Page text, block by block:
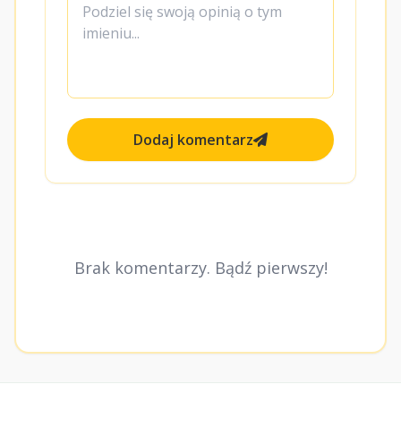
Dodaj komentarz
Brak komentarzy. Bądź pierwszy!